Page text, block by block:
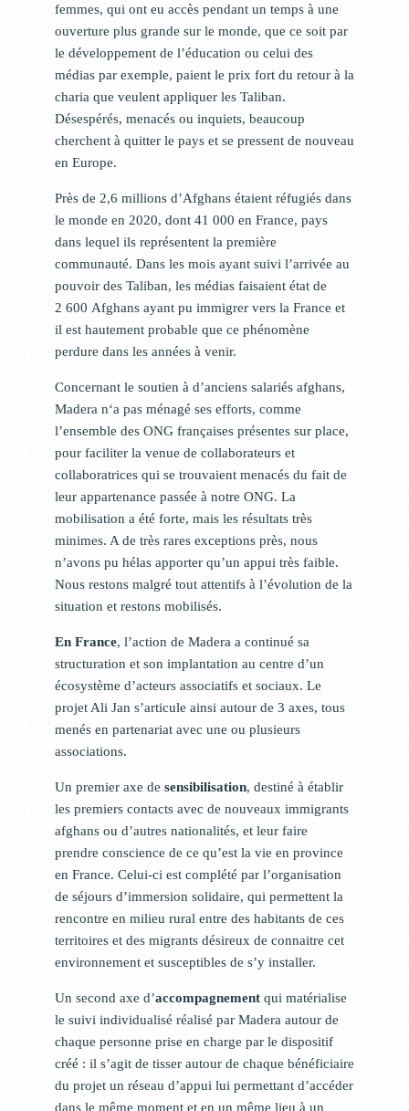
femmes, qui ont eu accès pendant un temps à une
ouverture plus grande sur le monde, que ce soit par
le développement de l’éducation ou celui des
médias par exemple, paient le prix fort du retour à la
charia que veulent appliquer les Taliban.
Désespérés, menacés ou inquiets, beaucoup
cherchent à quitter le pays et se pressent de nouveau
en Europe.
Près de 2,6 millions d’Afghans étaient réfugiés dans
le monde en 2020, dont 41 000 en France, pays
dans lequel ils représentent la première
communauté. Dans les mois ayant suivi l’arrivée au
pouvoir des Taliban, les médias faisaient état de
2 600 Afghans ayant pu immigrer vers la France et
il est hautement probable que ce phénomène
perdure dans les années à venir.
Concernant le soutien à d’anciens salariés afghans,
Madera n‘a pas ménagé ses efforts, comme
l’ensemble des ONG françaises présentes sur place,
pour faciliter la venue de collaborateurs et
collaboratrices qui se trouvaient menacés du fait de
leur appartenance passée à notre ONG. La
mobilisation a été forte, mais les résultats très
minimes. A de très rares exceptions près, nous
n’avons pu hélas apporter qu’un appui très faible.
Nous restons malgré tout attentifs à l’évolution de la
situation et restons mobilisés.
En France, l’action de Madera a continué sa
structuration et son implantation au centre d’un
écosystème d’acteurs associatifs et sociaux. Le
projet Ali Jan s’articule ainsi autour de 3 axes, tous
menés en partenariat avec une ou plusieurs
associations.
Un premier axe de sensibilisation, destiné à établir
les premiers contacts avec de nouveaux immigrants
afghans ou d’autres nationalités, et leur faire
prendre conscience de ce qu’est la vie en province
en France. Celui-ci est complété par l’organisation
de séjours d’immersion solidaire, qui permettent la
rencontre en milieu rural entre des habitants de ces
territoires et des migrants désireux de connaitre cet
environnement et susceptibles de s’y installer.
Un second axe d’accompagnement qui matérialise
le suivi individualisé réalisé par Madera autour de
chaque personne prise en charge par le dispositif
créé : il s’agit de tisser autour de chaque bénéficiaire
du projet un réseau d’appui lui permettant d’accéder
dans le même moment et en un même lieu à un